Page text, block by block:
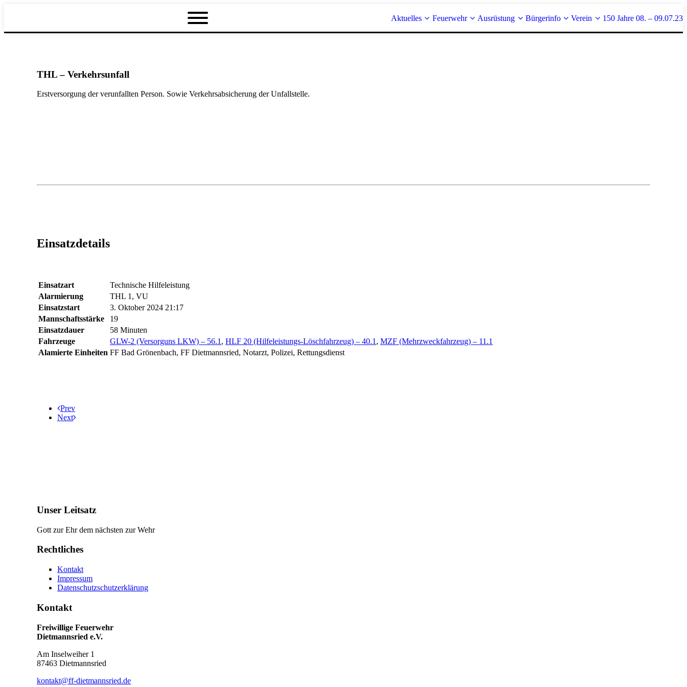
Aktuelles Feuerwehr Ausrüstung Bürgerinfo Verein 150 Jahre 08. – 09.07.23
THL – Verkehrsunfall
Erstversorgung der verunfallten Person. Sowie Verkehrsabsicherung der Unfallstelle.
Einsatzdetails
Einsatzart
Technische Hilfeleistung
Alarmierung
THL 1, VU
Einsatzstart
3. Oktober 2024 21:17
Mannschaftsstärke
19
Einsatzdauer
58 Minuten
Fahrzeuge
GLW-2 (Versorguns LKW) – 56.1 , HLF 20 (Hilfeleistungs-Löschfahrzeug) – 40.1 , MZF (Mehrzweckfahrzeug) – 11.1
Alamierte Einheiten FF Bad Grönenbach, FF Dietmannsried, Notarzt, Polizei, Rettungsdienst
Prev
Next
Unser Leitsatz
Gott zur Ehr dem nächsten zur Wehr
Rechtliches
Kontakt
Impressum
Datenschutzschutzerklärung
Kontakt
Freiwillige Feuerwehr
Dietmannsried e.V.
Am Inselweiher 1
87463 Dietmannsried
kontakt@ff-dietmannsried.de